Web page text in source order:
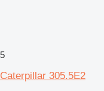
5
Caterpillar 305.5E2